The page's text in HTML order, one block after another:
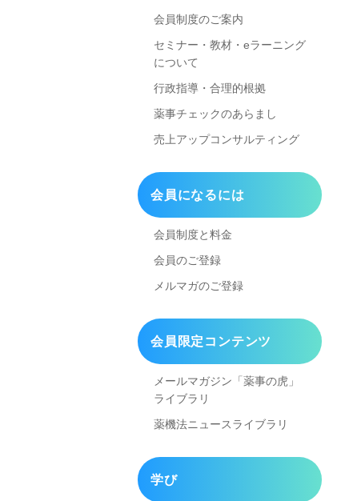
会員制度のご案内
セミナー・教材・eラーニング
について
行政指導・合理的根拠
薬事チェックのあらまし
売上アップコンサルティング
会員になるには
会員制度と料金
会員のご登録
メルマガのご登録
会員限定コンテンツ
メールマガジン「薬事の虎」
ライブラリ
薬機法ニュースライブラリ
学び